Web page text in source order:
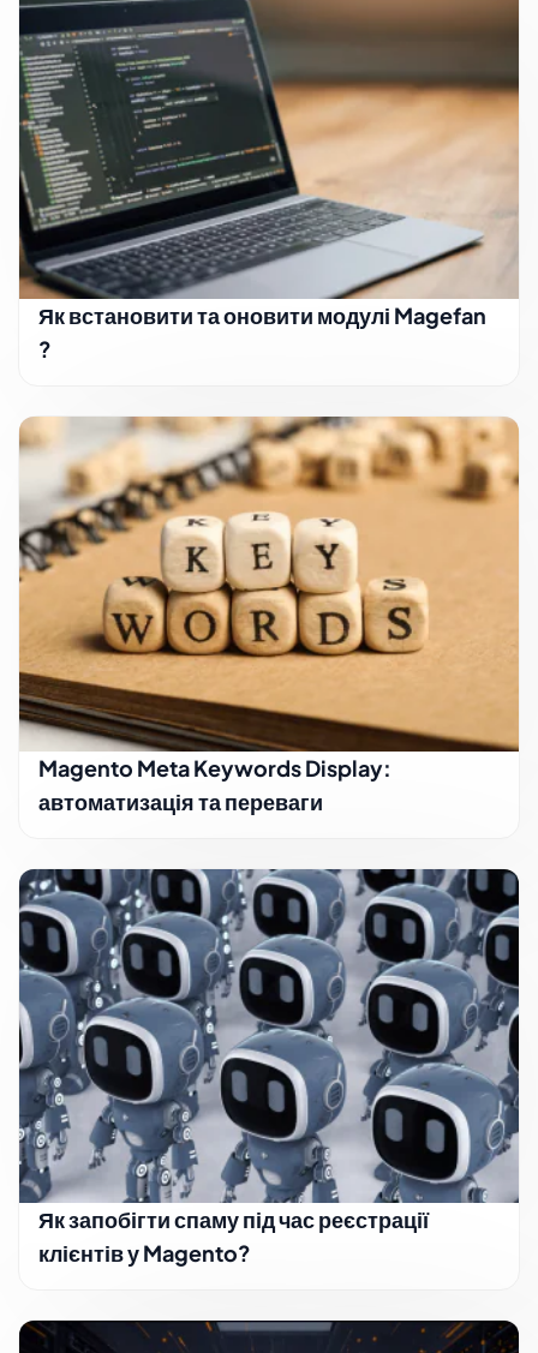
Як встановити та оновити модулі Magefan
?
Magento Meta Keywords Display:
автоматизація та переваги
Як запобігти спаму під час реєстрації
клієнтів у Magento?